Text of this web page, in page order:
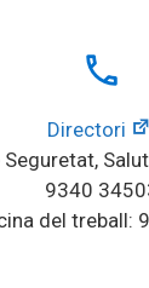
local_phone
Directori
9340
del treball: